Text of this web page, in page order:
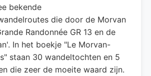
bekende
die door de Morvan
Randonnée GR 13 en de
In het boekje "Le Morvan-
staan 30 wandeltochten en 5
die zeer de moeite waard zijn.